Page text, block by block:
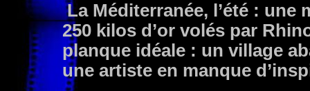
La Méditerranée, l’été : une
250 kilos d’or volés par
planque idéale : un village
une artiste en manque